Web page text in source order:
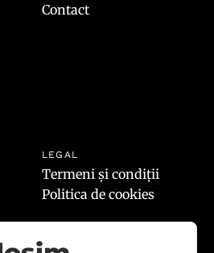
Contact
LEGAL
Termeni și condiții
Politica de cookies